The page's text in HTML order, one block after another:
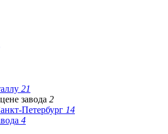
21
завода 2
Петербург 14
4